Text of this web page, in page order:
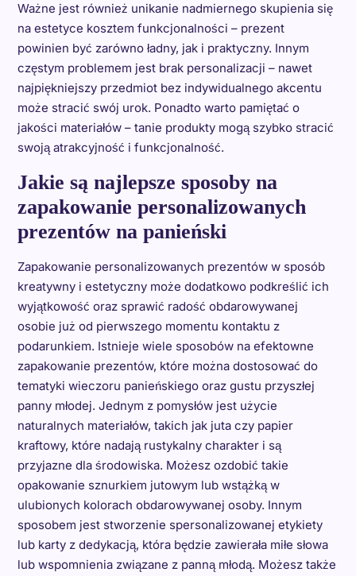
Ważne jest również unikanie nadmiernego skupienia się
na estetyce kosztem funkcjonalności – prezent
powinien być zarówno ładny, jak i praktyczny. Innym
częstym problemem jest brak personalizacji – nawet
najpiękniejszy przedmiot bez indywidualnego akcentu
może stracić swój urok. Ponadto warto pamiętać o
jakości materiałów – tanie produkty mogą szybko stracić
swoją atrakcyjność i funkcjonalność.
Jakie są najlepsze sposoby na
zapakowanie personalizowanych
prezentów na panieński
Zapakowanie personalizowanych prezentów w sposób
kreatywny i estetyczny może dodatkowo podkreślić ich
wyjątkowość oraz sprawić radość obdarowywanej
osobie już od pierwszego momentu kontaktu z
podarunkiem. Istnieje wiele sposobów na efektowne
zapakowanie prezentów, które można dostosować do
tematyki wieczoru panieńskiego oraz gustu przyszłej
panny młodej. Jednym z pomysłów jest użycie
naturalnych materiałów, takich jak juta czy papier
kraftowy, które nadają rustykalny charakter i są
przyjazne dla środowiska. Możesz ozdobić takie
opakowanie sznurkiem jutowym lub wstążką w
ulubionych kolorach obdarowywanej osoby. Innym
sposobem jest stworzenie spersonalizowanej etykiety
lub karty z dedykacją, która będzie zawierała miłe słowa
lub wspomnienia związane z panną młodą. Możesz także